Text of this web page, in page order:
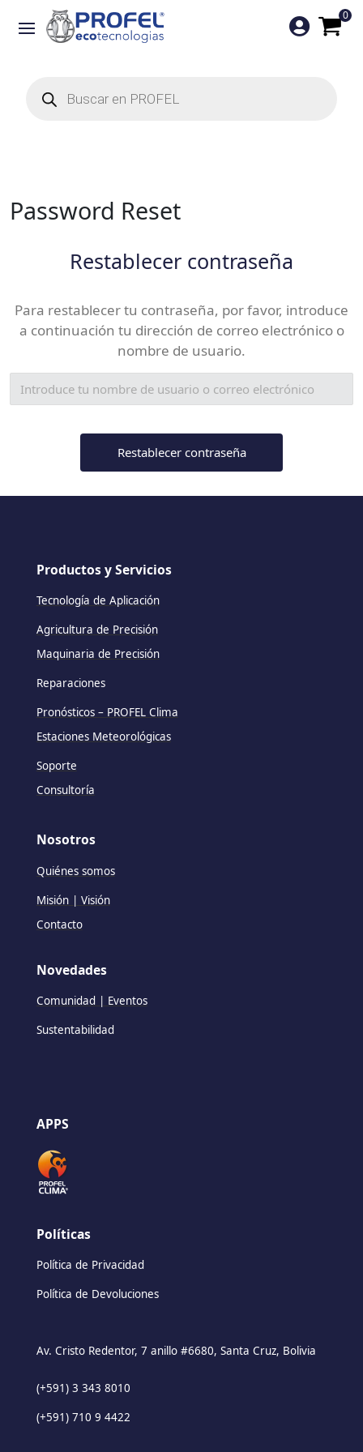
productos
0

Password Reset
Restablecer contraseña
Para restablecer tu contraseña, por favor, introduce
a continuación tu dirección de correo electrónico o
nombre de usuario.
Productos y Servicios
Tecnología de Aplicación
Agricultura de Precisión
Maquinaria de Precisión
Reparaciones
Pronósticos – PROFEL Clima
Estaciones Meteorológicas
Soporte
Consultoría
Nosotros
Quiénes somos
Misión | Visión
Contacto
Novedades
Comunidad | Eventos
Sustentabilidad
APPS
Políticas
Política de Privacidad
Política de Devoluciones
Av. Cristo Redentor, 7 anillo #6680, Santa Cruz, Bolivia
(+591) 3 343 8010
(+591) 710 9 4422